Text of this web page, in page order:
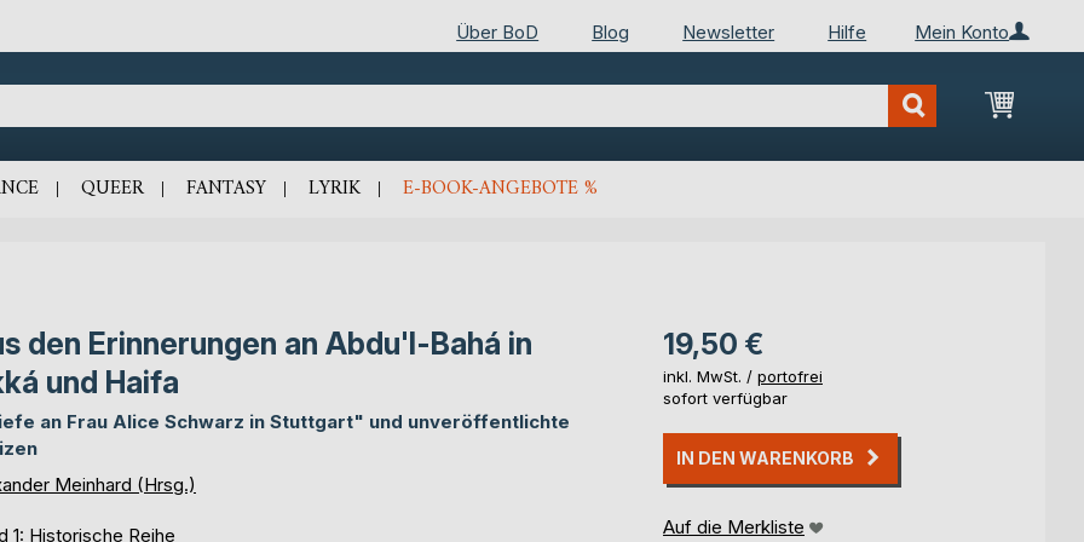
Mein Konto
Über BoD Blog Newsletter Hilfe
Mein
QUEER FANTASY LYRIK E-BOOK-ANGEBOTE %
den Erinnerungen an Abdu'l-Bahá in
und Haifa
an Frau Alice Schwarz in Stuttgart" und unveröffentlichte
Meinhard (Hrsg.)
1: Historische Reihe
19,50 €
inkl. MwSt. / portofrei
sofort verfügbar
IN DEN WARENKORB
Auf die Merkliste